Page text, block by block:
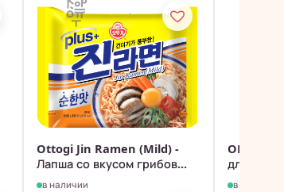
Ottogi Jin Ramen (Mild) -
Лапша со вкусом грибов...
в наличии
OHE
для тела
в наличии